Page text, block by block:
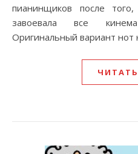
пианинщиков после
завоевала все
Оригинальный вариант нот